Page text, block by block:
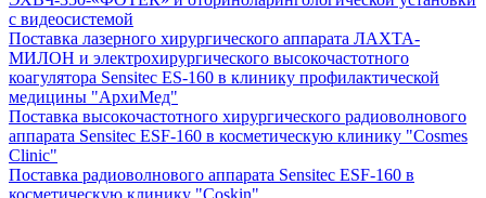
с видеосистемой
Поставка лазерного хирургического аппарата ЛАХТА-
МИЛОН и электрохирургического высокочастотного
коагулятора Sensitec ES-160 в клинику профилактической
медицины "АрхиМед"
Поставка высокочастотного хирургического радиоволнового
аппарата Sensitec ESF-160 в косметическую клинику "Cosmes
Clinic"
Поставка радиоволнового аппарата Sensitec ESF-160 в
косметическую клинику "Coskin"